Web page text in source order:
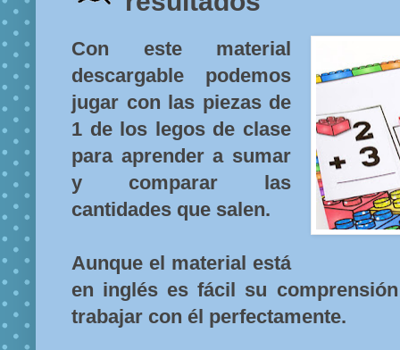
Con este material
descargable podemos
jugar con las piezas de
1 de los legos de clase
para aprender a sumar
y comparar las
cantidades que salen.
Aunque el material está
en inglés es fácil su
trabajar con él perfectamente.